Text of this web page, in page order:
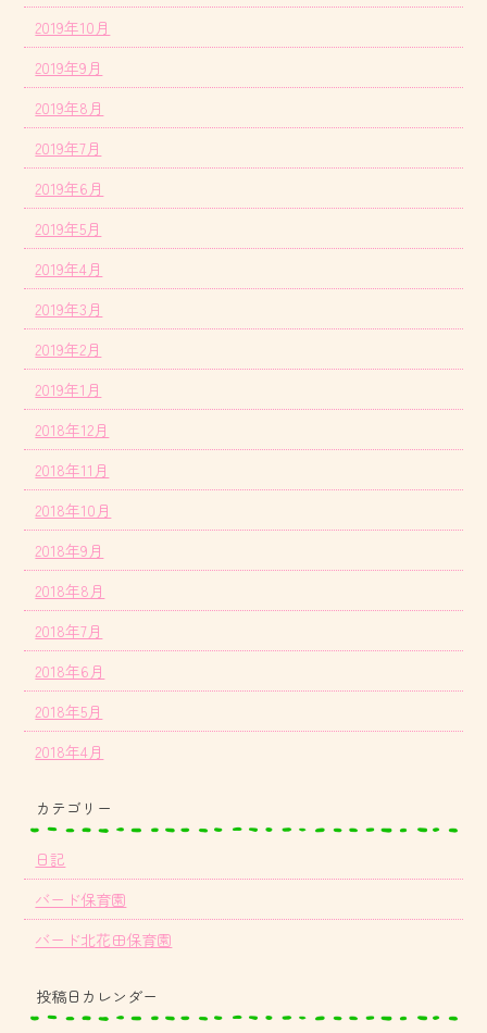
2019年10月
2019年9月
2019年8月
2019年7月
2019年6月
2019年5月
2019年4月
2019年3月
2019年2月
2019年1月
2018年12月
2018年11月
2018年10月
2018年9月
2018年8月
2018年7月
2018年6月
2018年5月
2018年4月
カテゴリー
日記
バード保育園
バード北花田保育園
投稿日カレンダー